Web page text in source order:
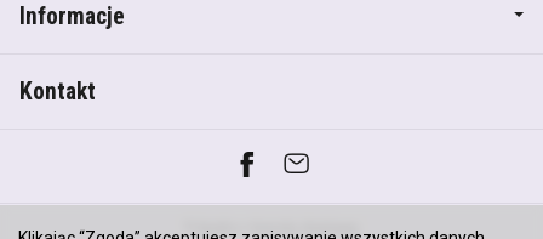
Informacje
Kontakt
*) brutto + koszty dostawy